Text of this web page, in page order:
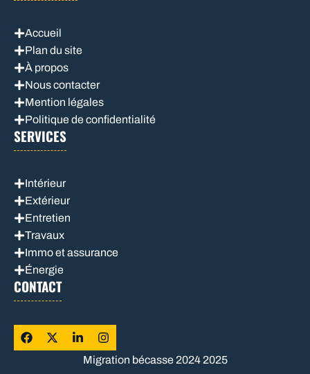
Accueil
Plan du site
À propos
Nous contacter
Mention légales
Politique de confidentialité
SERVICES
Intérieur
Extérieur
Entretien
Travaux
Immo et assurance
Énergie
CONTACT
Migration bécasse 2024 2025